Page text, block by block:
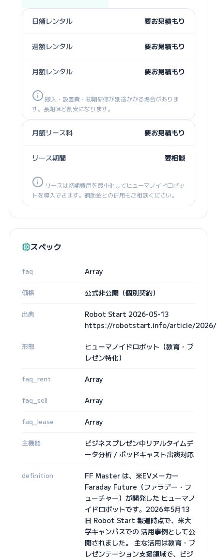
日額レンタル 要お見積もり
週額レンタル 要お見積もり
月額レンタル 要お見積もり
搬入・設置費・初期研修が別途かかる場合がありま
す。長期ほど割安になります。
月額リース料 要お見積もり
リース期間 要相談
リースは初期費用を最小化してヒューマノイドロボッ
トを導入できます。補助金との併用もご相談ください。
スペック
faq Array
価格 公式非公開（個別契約）
出典
Robot Start 2026-05-13
https://robotstart.info/article/2026/
形態
ヒューマノイドロボット（教育・プ
レゼン特化）
faq_rent Array
faq_sell Array
faq_lease Array
主機能
ビジネスプレゼン中リアルタイムデ
ータ分析 / ポッドキャスト出演対応
definition
FF Master は、米EVメーカー
Faraday Future（ファラデー・フ
ューチャー）が開発した ヒューマノ
イドロボットです。2026年5月13
日 Robot Start 報道時点で、米大
学キャンパスでの 活用事例として公
開されました。 主な活用は教育・プ
レゼンテーション支援領域で、ビジ